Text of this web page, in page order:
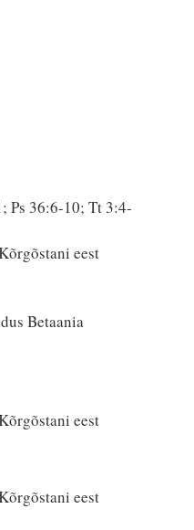
Ps 36:6-10; Tt 3:4-
eest
Betaania
eest
eest